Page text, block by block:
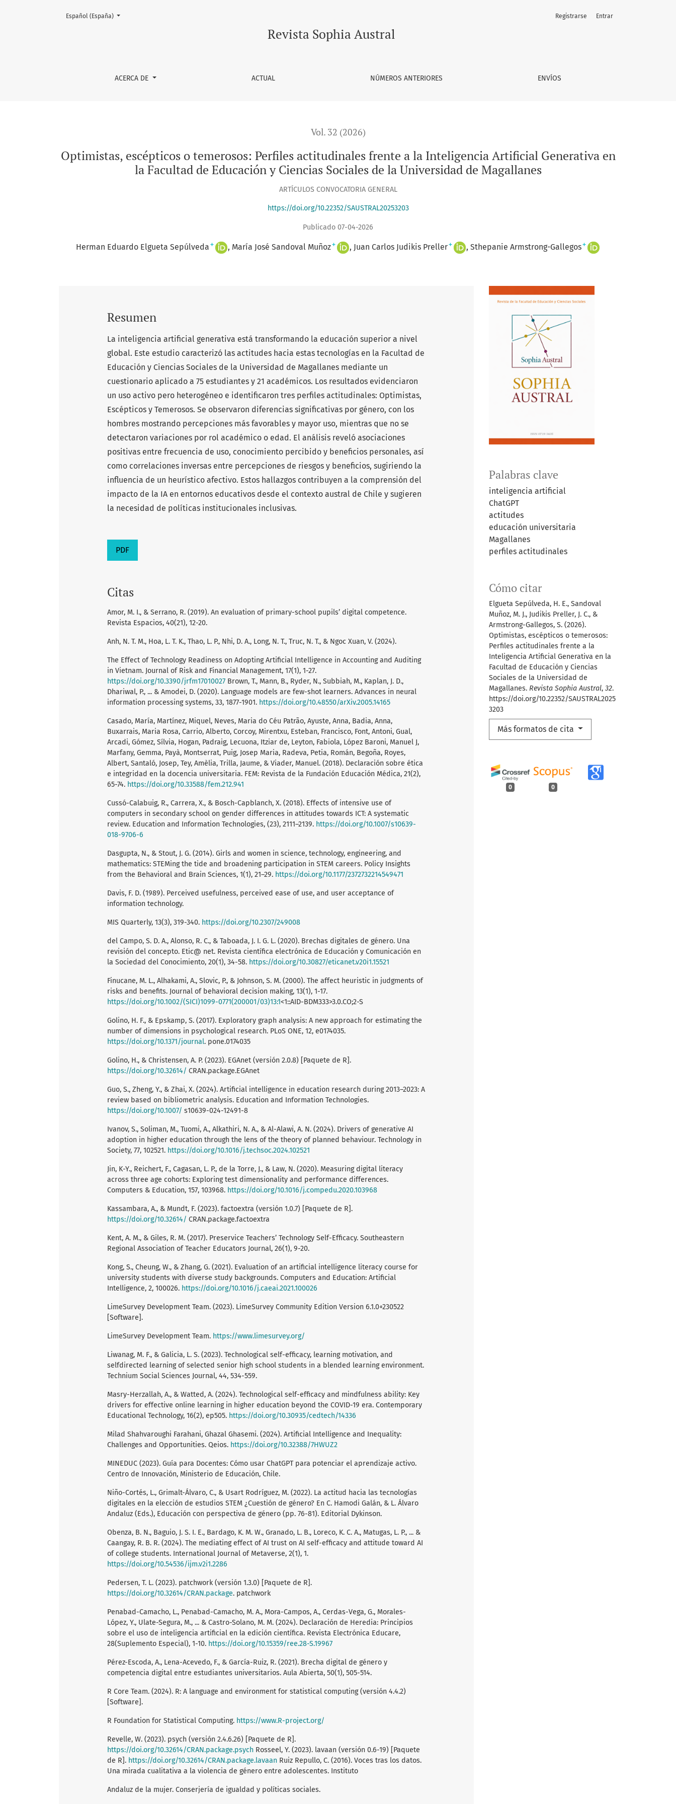
Optimistas, escépticos o temerosos: Perfiles actitudinales frente a la Inteligencia Artificial Generativa en la Facultad de Educación y Ciencias Sociales de la
Revista Sophia Austral
ACERCA DE ACTUAL NÚMEROS ANTERIORES ENVÍOS
Registrarse Entrar
Cambiar el idioma. El actual es:
Español (España)
Vol. 32 (2026)
Optimistas, escépticos o temerosos: Perfiles actitudinales frente a la Inteligencia Artificial Generativa en
la Facultad de Educación y Ciencias Sociales de la Universidad de Magallanes
ARTÍCULOS CONVOCATORIA GENERAL
https://doi.org/10.22352/SAUSTRAL20253203
Publicado 07-04-2026
Herman Eduardo Elgueta Sepúlveda + María José Sandoval Muñoz+ Juan Carlos Judikis Preller+ Sthepanie Armstrong-Gallegos+
Palabras clave
inteligencia artificial
ChatGPT
actitudes
educación universitaria
Magallanes
perfiles actitudinales
Cómo citar
Elgueta Sepúlveda, H. E., Sandoval
Muñoz, M. J., Judikis Preller, J. C., &
Armstrong-Gallegos, S. (2026).
Optimistas, escépticos o temerosos:
Perfiles actitudinales frente a la
Inteligencia Artificial Generativa en la
Facultad de Educación y Ciencias
Sociales de la Universidad de
Magallanes. Revista Sophia Austral, 32.
https://doi.org/10.22352/SAUSTRAL2025
3203
Más formatos de cita
0 0
Resumen
La inteligencia artificial generativa está transformando la educación superior a nivel
global. Este estudio caracterizó las actitudes hacia estas tecnologías en la Facultad de
Educación y Ciencias Sociales de la Universidad de Magallanes mediante un
cuestionario aplicado a 75 estudiantes y 21 académicos. Los resultados evidenciaron
un uso activo pero heterogéneo e identificaron tres perfiles actitudinales: Optimistas,
Escépticos y Temerosos. Se observaron diferencias significativas por género, con los
hombres mostrando percepciones más favorables y mayor uso, mientras que no se
detectaron variaciones por rol académico o edad. El análisis reveló asociaciones
positivas entre frecuencia de uso, conocimiento percibido y beneficios personales, así
como correlaciones inversas entre percepciones de riesgos y beneficios, sugiriendo la
influencia de un heurístico afectivo. Estos hallazgos contribuyen a la comprensión del
impacto de la IA en entornos educativos desde el contexto austral de Chile y sugieren
la necesidad de políticas institucionales inclusivas.
PDF
Citas
Amor, M. I., & Serrano, R. (2019). An evaluation of primary-school pupils’ digital competence.
Revista Espacios, 40(21), 12-20.
Anh, N. T. M., Hoa, L. T. K., Thao, L. P., Nhi, D. A., Long, N. T., Truc, N. T., & Ngoc Xuan, V. (2024).
The Effect of Technology Readiness on Adopting Artificial Intelligence in Accounting and Auditing
in Vietnam. Journal of Risk and Financial Management, 17(1), 1-27.
https://doi.org/10.3390/jrfm17010027 Brown, T., Mann, B., Ryder, N., Subbiah, M., Kaplan, J. D.,
Dhariwal, P., ... & Amodei, D. (2020). Language models are few-shot learners. Advances in neural
information processing systems, 33, 1877-1901. https://doi.org/10.48550/arXiv.2005.14165
Casado, María, Martínez, Miquel, Neves, Maria do Céu Patrão, Ayuste, Anna, Badia, Anna,
Buxarrais, Maria Rosa, Carrio, Alberto, Corcoy, Mirentxu, Esteban, Francisco, Font, Antoni, Gual,
Arcadi, Gómez, Sílvia, Hogan, Padraig, Lecuona, Itziar de, Leyton, Fabiola, López Baroni, Manuel J,
Marfany, Gemma, Payà, Montserrat, Puig, Josep Maria, Radeva, Petia, Román, Begoña, Royes,
Albert, Santaló, Josep, Tey, Amèlia, Trilla, Jaume, & Viader, Manuel. (2018). Declaración sobre ética
e integridad en la docencia universitaria. FEM: Revista de la Fundación Educación Médica, 21(2),
65-74. https://doi.org/10.33588/fem.212.941
Cussó-Calabuig, R., Carrera, X., & Bosch-Capblanch, X. (2018). Effects of intensive use of
computers in secondary school on gender differences in attitudes towards ICT: A systematic
review. Education and Information Technologies, (23), 2111–2139. https://doi.org/10.1007/s10639-
018-9706-6
Dasgupta, N., & Stout, J. G. (2014). Girls and women in science, technology, engineering, and
mathematics: STEMing the tide and broadening participation in STEM careers. Policy Insights
from the Behavioral and Brain Sciences, 1(1), 21–29. https://doi.org/10.1177/2372732214549471
Davis, F. D. (1989). Perceived usefulness, perceived ease of use, and user acceptance of
information technology.
MIS Quarterly, 13(3), 319-340. https://doi.org/10.2307/249008
del Campo, S. D. A., Alonso, R. C., & Taboada, J. I. G. L. (2020). Brechas digitales de género. Una
revisión del concepto. Etic@ net. Revista científica electrónica de Educación y Comunicación en
la Sociedad del Conocimiento, 20(1), 34-58. https://doi.org/10.30827/eticanet.v20i1.15521
Finucane, M. L., Alhakami, A., Slovic, P., & Johnson, S. M. (2000). The affect heuristic in judgments of
risks and benefits. Journal of behavioral decision making, 13(1), 1-17.
https://doi.org/10.1002/(SICI)1099-0771(200001/03)13:1<1::AID-BDM333>3.0.CO;2-S
Golino, H. F., & Epskamp, S. (2017). Exploratory graph analysis: A new approach for estimating the
number of dimensions in psychological research. PLoS ONE, 12, e0174035.
https://doi.org/10.1371/journal. pone.0174035
Golino, H., & Christensen, A. P. (2023). EGAnet (versión 2.0.8) [Paquete de R].
https://doi.org/10.32614/ CRAN.package.EGAnet
Guo, S., Zheng, Y., & Zhai, X. (2024). Artificial intelligence in education research during 2013–2023: A
review based on bibliometric analysis. Education and Information Technologies.
https://doi.org/10.1007/ s10639-024-12491-8
Ivanov, S., Soliman, M., Tuomi, A., Alkathiri, N. A., & Al-Alawi, A. N. (2024). Drivers of generative AI
adoption in higher education through the lens of the theory of planned behaviour. Technology in
Society, 77, 102521. https://doi.org/10.1016/j.techsoc.2024.102521
Jin, K-Y., Reichert, F., Cagasan, L. P., de la Torre, J., & Law, N. (2020). Measuring digital literacy
across three age cohorts: Exploring test dimensionality and performance differences.
Computers & Education, 157, 103968. https://doi.org/10.1016/j.compedu.2020.103968
Kassambara, A., & Mundt, F. (2023). factoextra (versión 1.0.7) [Paquete de R].
https://doi.org/10.32614/ CRAN.package.factoextra
Kent, A. M., & Giles, R. M. (2017). Preservice Teachers’ Technology Self-Efficacy. Southeastern
Regional Association of Teacher Educators Journal, 26(1), 9-20.
Kong, S., Cheung, W., & Zhang, G. (2021). Evaluation of an artificial intelligence literacy course for
university students with diverse study backgrounds. Computers and Education: Artificial
Intelligence, 2, 100026. https://doi.org/10.1016/j.caeai.2021.100026
LimeSurvey Development Team. (2023). LimeSurvey Community Edition Version 6.1.0+230522
[Software].
LimeSurvey Development Team. https://www.limesurvey.org/
Liwanag, M. F., & Galicia, L. S. (2023). Technological self-efficacy, learning motivation, and
selfdirected learning of selected senior high school students in a blended learning environment.
Technium Social Sciences Journal, 44, 534-559.
Masry-Herzallah, A., & Watted, A. (2024). Technological self-efficacy and mindfulness ability: Key
drivers for effective online learning in higher education beyond the COVID-19 era. Contemporary
Educational Technology, 16(2), ep505. https://doi.org/10.30935/cedtech/14336
Milad Shahvaroughi Farahani, Ghazal Ghasemi. (2024). Artificial Intelligence and Inequality:
Challenges and Opportunities. Qeios. https://doi.org/10.32388/7HWUZ2
MINEDUC (2023). Guía para Docentes: Cómo usar ChatGPT para potenciar el aprendizaje activo.
Centro de Innovación, Ministerio de Educación, Chile.
Niño-Cortés, L., Grimalt-Álvaro, C., & Usart Rodríguez, M. (2022). La actitud hacia las tecnologías
digitales en la elección de estudios STEM ¿Cuestión de género? En C. Hamodi Galán, & L. Álvaro
Andaluz (Eds.), Educación con perspectiva de género (pp. 76-81). Editorial Dykinson.
Obenza, B. N., Baguio, J. S. I. E., Bardago, K. M. W., Granado, L. B., Loreco, K. C. A., Matugas, L. P., ... &
Caangay, R. B. R. (2024). The mediating effect of AI trust on AI self-efficacy and attitude toward AI
of college students. International Journal of Metaverse, 2(1), 1.
https://doi.org/10.54536/ijm.v2i1.2286
Pedersen, T. L. (2023). patchwork (versión 1.3.0) [Paquete de R].
https://doi.org/10.32614/CRAN.package. patchwork
Penabad-Camacho, L., Penabad-Camacho, M. A., Mora-Campos, A., Cerdas-Vega, G., Morales-
López, Y., Ulate-Segura, M., ... & Castro-Solano, M. M. (2024). Declaración de Heredia: Principios
sobre el uso de inteligencia artificial en la edición científica. Revista Electrónica Educare,
28(Suplemento Especial), 1-10. https://doi.org/10.15359/ree.28-S.19967
Pérez-Escoda, A., Lena-Acevedo, F., & García-Ruiz, R. (2021). Brecha digital de género y
competencia digital entre estudiantes universitarios. Aula Abierta, 50(1), 505-514.
R Core Team. (2024). R: A language and environment for statistical computing (versión 4.4.2)
[Software].
R Foundation for Statistical Computing. https://www.R-project.org/
Revelle, W. (2023). psych (versión 2.4.6.26) [Paquete de R].
https://doi.org/10.32614/CRAN.package.psych Rosseel, Y. (2023). lavaan (versión 0.6-19) [Paquete
de R]. https://doi.org/10.32614/CRAN.package.lavaan Ruiz Repullo, C. (2016). Voces tras los datos.
Una mirada cualitativa a la violencia de género entre adolescentes. Instituto
Andaluz de la mujer. Conserjería de igualdad y políticas sociales.